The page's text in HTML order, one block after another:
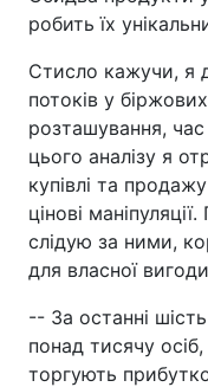
робить їх
Стисло кажучи, я
потоків у
розташування,
цього аналізу я
купівлі та
цінові
слідую за ними,
для власної
-- За останні
понад тисячу
торгують